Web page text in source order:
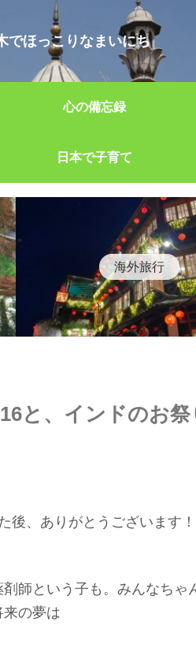
でほっこりなまいにち
心の備忘録
日本で子育て
海外旅行
と、インドのお
、ありがとうございます
師という子も。みんなち
の夢は